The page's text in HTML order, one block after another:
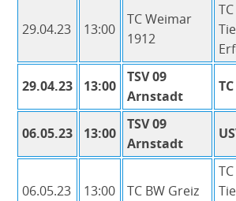
Winter 2012/13
Sommer 2012
Winter 2011/12
Sommer 2011
Winter 2010/11
Sommer 2010
Winter 2009/10
29.04.23 13:00
TC Weimar
1912
TC
29.04.23 13:00
TSV 09
Arnstadt
06.05.23 13:00
TSV 09
Arnstadt
06.05.23 13:00 TC BW Greiz
TC